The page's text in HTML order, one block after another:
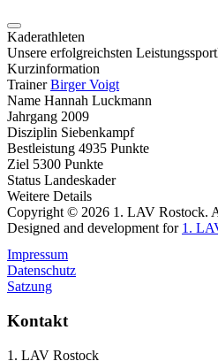
Kaderathleten
Unsere erfolgreichsten
Kurzinformation
Trainer Birger Voigt
Name Hannah Luckmann
Jahrgang 2009
Disziplin Siebenkampf
Bestleistung 4935 Punkte
Ziel 5300 Punkte
Status Landeskader
Weitere Details
Copyright © 2026 1. LAV Rostock.
Designed and development for 1.
Impressum
Datenschutz
Satzung
Kontakt
1. LAV Rostock